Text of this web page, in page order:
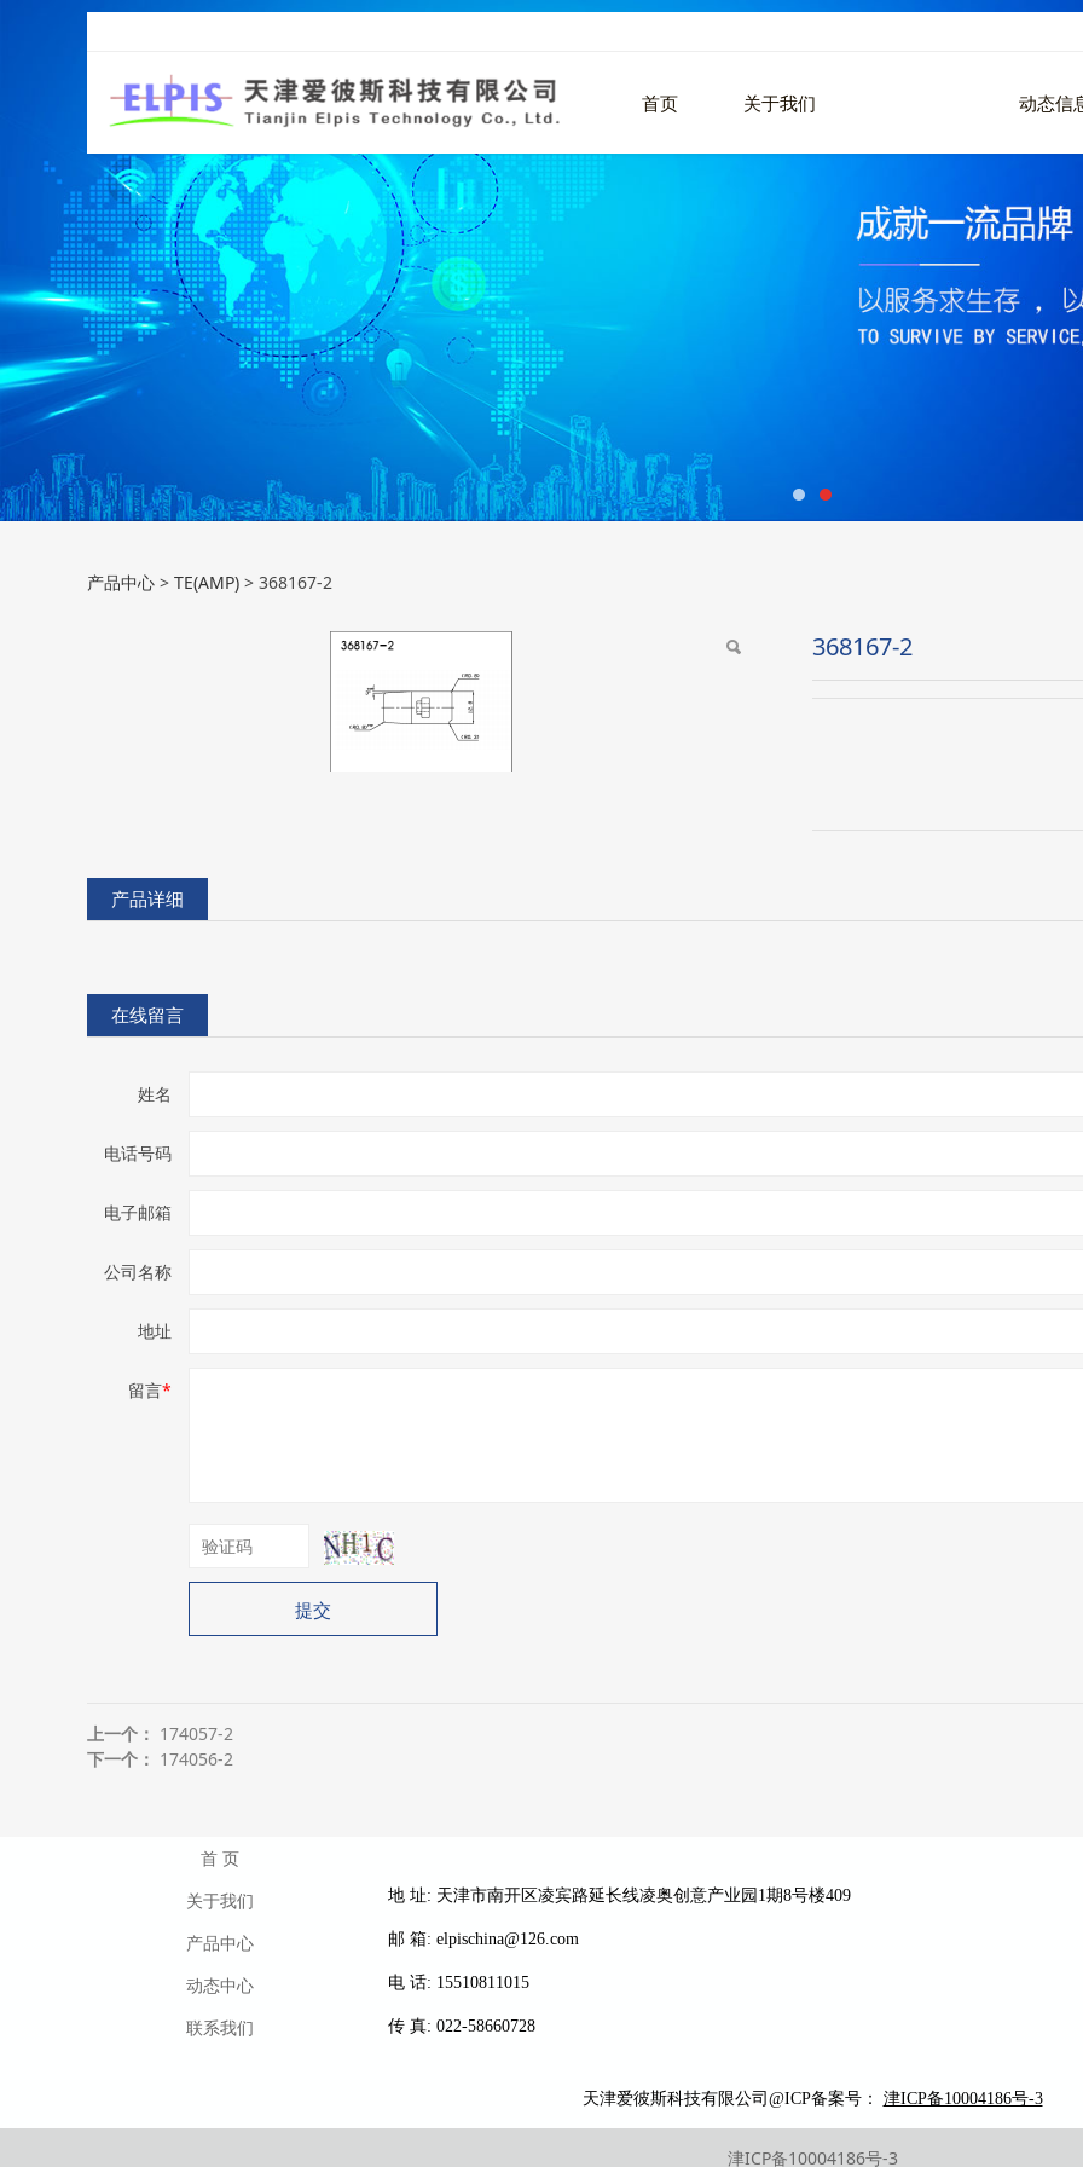
首页 关于我们 动态信
368167-2
产品中心 > TE(AMP) > 368167-2
368167-2
产品详细
在线留言
姓名
电话号码
电子邮箱
公司名称
地址
留言*
提交
上一个： 174057-2
下一个： 174056-2
首 页
关于我们
产品中心
动态中心
联系我们
地 址: 天津市南开区凌宾路延长线凌奥创意产业园1期8号楼409
邮 箱: elpischina@126.com
电 话: 15510811015
传 真: 022-58660728
天津爱彼斯科技有限公司@ICP备案号： 津ICP备10004186号-3
津ICP备10004186号-3